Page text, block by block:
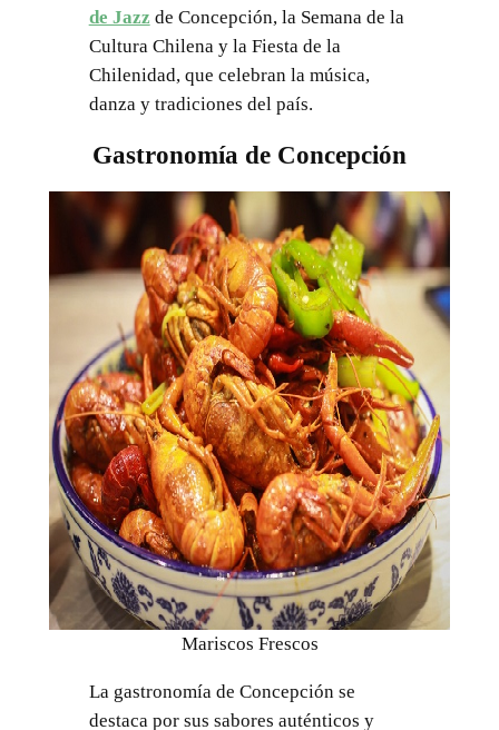
de Jazz de Concepción, la Semana de la
Cultura Chilena y la Fiesta de la
Chilenidad, que celebran la música,
danza y tradiciones del país.
Gastronomía de Concepción
Mariscos Frescos
La gastronomía de Concepción se
destaca por sus sabores auténticos y